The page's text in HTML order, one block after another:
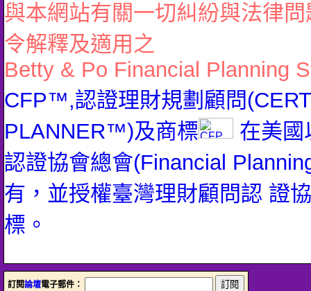
與本網站有關一切糾紛與法律
令解釋及適用之
Betty & Po Financial Planning
CFP™,認證理財規劃顧問
PLANNER™)及商標
在美國
認證協會總會(Financial
有，並授權臺灣理財顧問認 證
標。
訂閱論壇電子郵件：